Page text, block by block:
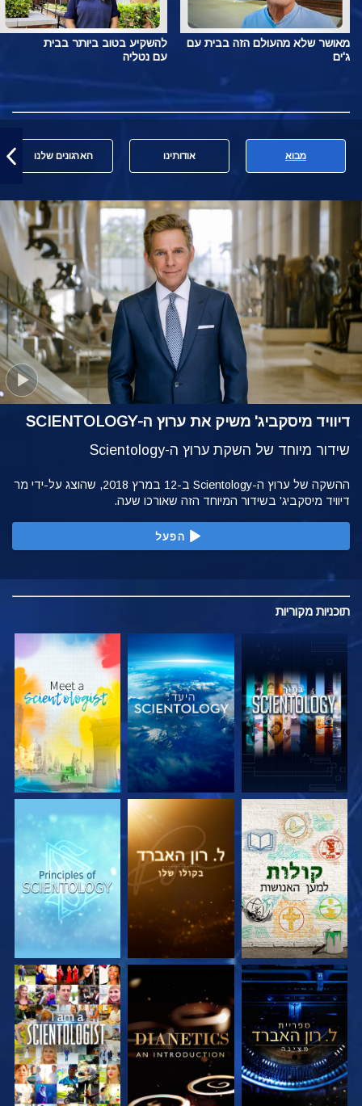
מאושר שלא מהעולם הזה בבית עם
ג'ים
להשקיע בטוב ביותר בבית
עם נטליה
מבוא אודותינו הארגונים שלנו
דיוויד מיסקביג' משיק את ערוץ ה-SCIENTOLOGY
שידור מיוחד של השקת ערוץ ה-Scientology
ההשקה של ערוץ ה-Scientology ב-12 במרץ 2018, שהוצג על-ידי מר
דיוויד מיסקביג' בשידור המיוחד הזה שאורכו שעה.
הפעל
תוכניות מקוריות
בדוק את הסדרה בדוק את הסדרה בדוק את הסדרה
בדוק את הסדרה בדוק את הסדרה צפה